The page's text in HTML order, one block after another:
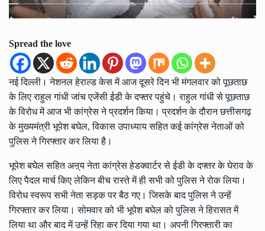
Spread the love
नई दिल्ली। नेशनल हेराल्ड केस में आज दूसरे दिन भी मंगलवार को पूछताछ
के लिए राहुल गांधी जांच एजेंसी ईडी के दफ्तर पहुंचे। राहुल गांधी से पूछताछ
के विरोध में आज भी कांग्रेस ने प्रदर्शन किया। प्रदर्शन के दौरान छत्तीसगढ़
के मुख्यमंत्री भूपेश बघेल, विकास उपाध्याय सहित कई कांग्रेस नेताओं को
पुलिस ने गिरफ्तार कर लिया है।
भूपेश बघेल सहित अऩ्य नेता कांग्रेस हेडक्वार्टर से ईडी के दफ्तर के घेराव के
लिए पैदल मार्च किए लेकिन बीच रास्ते में ही सभी को पुलिस ने रोक लिया।
विरोध स्वरूप सभी नेता सड़क पर बैठ गए। जिसके बाद पुलिस ने उन्हें
गिरफ्तार कर लिया। सोमवार को भी भूपेश बघेल को पुलिस ने हिरासत में
लिया था और बाद में उन्हें रिहा कर दिया गया था। अपनी गिरफ्तारी का